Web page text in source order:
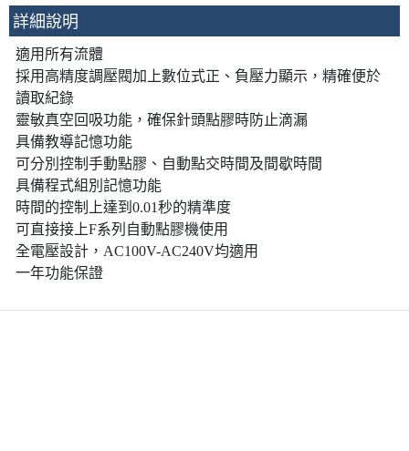
詳細說明
適用所有流體
採用高精度調壓閥加上數位式正、負壓力顯示，精確便於
讀取紀錄
靈敏真空回吸功能，確保針頭點膠時防止滴漏
具備教導記憶功能
可分別控制手動點膠、自動點交時間及間歇時間
具備程式組別記憶功能
時間的控制上達到0.01秒的精準度
可直接接上F系列自動點膠機使用
全電壓設計，AC100V-AC240V均適用
一年功能保證